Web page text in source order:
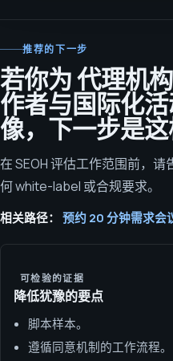
推荐的下一步
若你为 代理机
作者与国际化
像，下一步是这
在 SEOH 评估工作范围前，
何 white-label 或合规要求。
相关路径： 预约 20 分钟需求会
可检验的证据
降低犹豫的要点
脚本样本。
遵循同意机制的工作流程。